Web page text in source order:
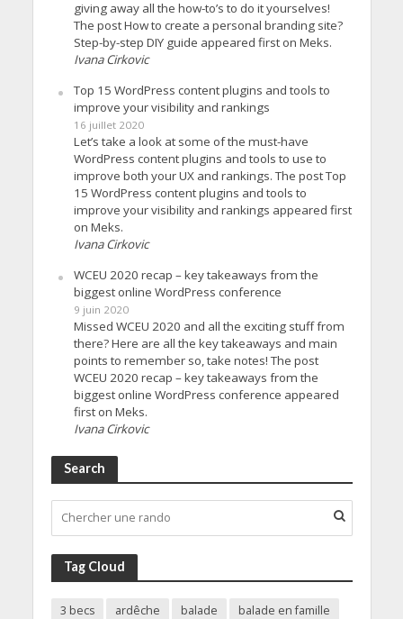
giving away all the how-to’s to do it yourselves!
The post How to create a personal branding site?
Step-by-step DIY guide appeared first on Meks.
Ivana Cirkovic
Top 15 WordPress content plugins and tools to
improve your visibility and rankings
16 juillet 2020
Let’s take a look at some of the must-have
WordPress content plugins and tools to use to
improve both your UX and rankings. The post Top
15 WordPress content plugins and tools to
improve your visibility and rankings appeared first
on Meks.
Ivana Cirkovic
WCEU 2020 recap – key takeaways from the
biggest online WordPress conference
9 juin 2020
Missed WCEU 2020 and all the exciting stuff from
there? Here are all the key takeaways and main
points to remember so, take notes! The post
WCEU 2020 recap – key takeaways from the
biggest online WordPress conference appeared
first on Meks.
Ivana Cirkovic
Search
Tag Cloud
3 becs ardêche balade
balade en famille